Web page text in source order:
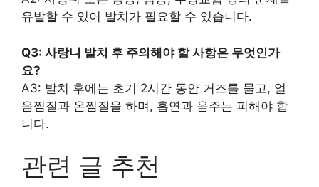
유발할 수 있어 발치가 필요할 수 있습니다.
Q3: 사랑니 발치 후 주의해야 할 사항은 무엇인가
요?
A3: 발치 후에는 초기 2시간 동안 거즈를 물고, 얼
음찜질과 온찜질을 하며, 흡연과 음주는 피해야 합
니다.
관련 글 추천